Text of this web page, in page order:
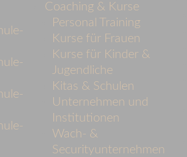
Coaching & Kurse
Personal Training
Kurse für Frauen
Kurse für Kinder &
Jugendliche
Kitas & Schulen
Unternehmen und
Institutionen
Wach- &
Securityunternehmen